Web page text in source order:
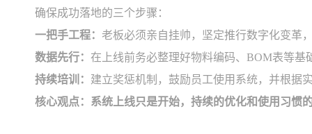
确保成功落地的三个步骤：
一把手工程： 老板必须亲自挂帅，坚定推行数字化变革
数据先行： 在上线前务必整理好物料编码、BOM表等
持续培训： 建立奖惩机制，鼓励员工使用系统，并根据
核心观点：系统上线只是开始，持续的优化和使用习惯